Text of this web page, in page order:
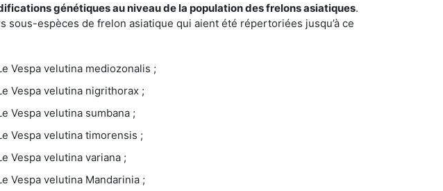
génétiques au niveau de la population des frelons asiatiques.
espèces de frelon asiatique qui aient été répertoriées jusqu’à ce
Vespa velutina mediozonalis ;
Vespa velutina nigrithorax ;
Vespa velutina sumbana ;
Vespa velutina timorensis ;
Vespa velutina variana ;
Vespa velutina Mandarinia ;